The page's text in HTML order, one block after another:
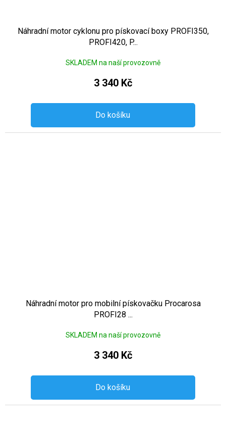
Náhradní motor cyklonu pro pískovací boxy PROFI350,
PROFI420, P...
SKLADEM na naší provozovně
3 340 Kč
Do košíku
Náhradní motor pro mobilní pískovačku Procarosa
PROFI28 ...
SKLADEM na naší provozovně
3 340 Kč
Do košíku